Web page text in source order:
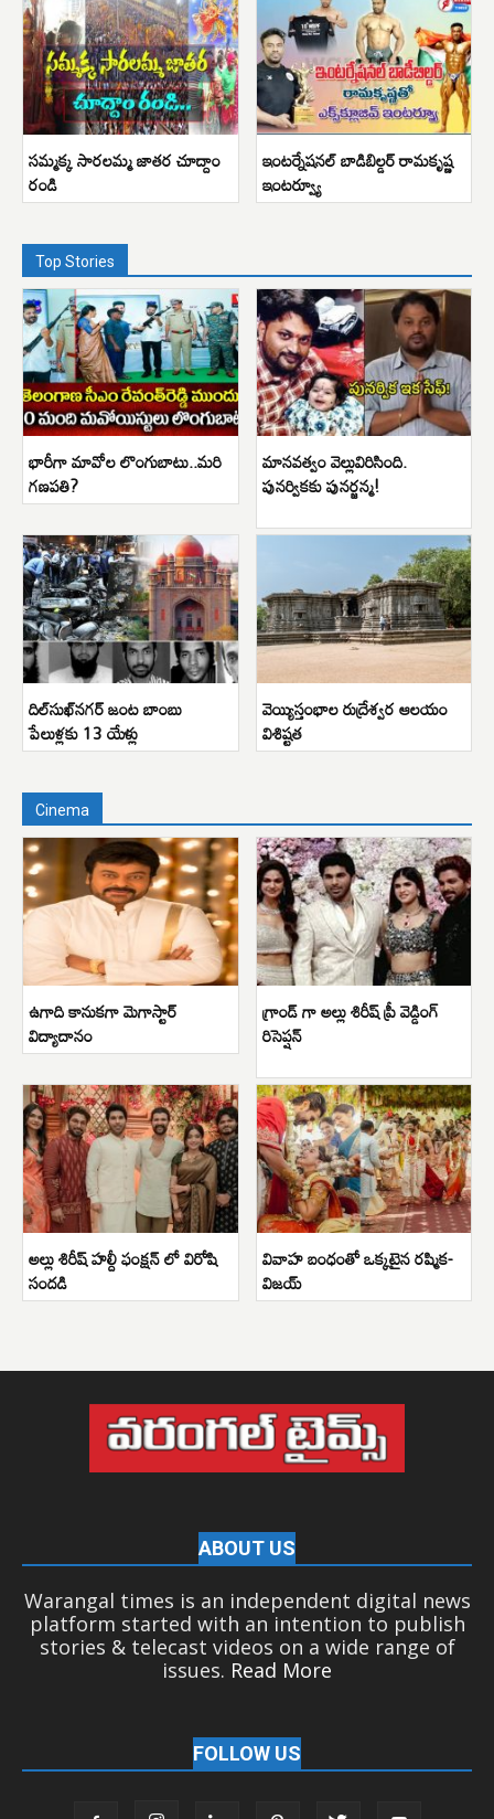
సమ్మక్క సారలమ్మ జాతర చూద్దాం
రండి
ఇంటర్నేషనల్ బాడిబిల్డర్ రామకృష్ణ
ఇంటర్వ్యూ
Top Stories
భారీగా మావోల లొంగుబాటు..మరి
గణపతి?
మానవత్వం వెల్లువిరిసింది.
పునర్వికకు పునర్జన్మ!
దిల్‌సుఖ్‌నగర్ జంట బాంబు
పేలుళ్లకు 13 యేళ్లు
వెయ్యిస్తంభాల రుద్రేశ్వర ఆలయం
విశిష్టత
Cinema
ఉగాది కానుకగా మెగాస్టార్
విద్యాదానం
గ్రాండ్ గా అల్లు శిరీష్ ప్రీ వెడ్డింగ్
రిసెప్షన్
అల్లు శిరీష్ హల్దీ ఫంక్షన్ లో విరోషి
సందడి
వివాహ బంధంతో ఒక్కటైన రష్మిక-
విజయ్
ABOUT US
Warangal times is an independent digital news
platform started with an intention to publish
stories & telecast videos on a wide range of
issues. Read More
FOLLOW US